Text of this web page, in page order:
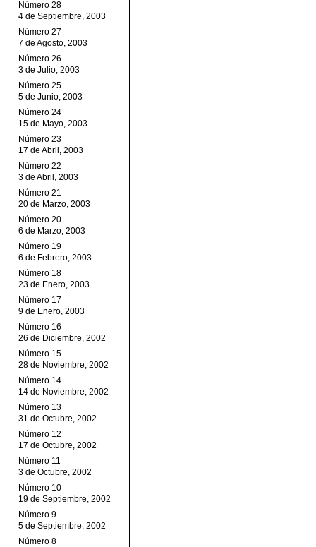
Número 28
4 de Septiembre, 2003
Número 27
7 de Agosto, 2003
Número 26
3 de Julio, 2003
Número 25
5 de Junio, 2003
Número 24
15 de Mayo, 2003
Número 23
17 de Abril, 2003
Número 22
3 de Abril, 2003
Número 21
20 de Marzo, 2003
Número 20
6 de Marzo, 2003
Número 19
6 de Febrero, 2003
Número 18
23 de Enero, 2003
Número 17
9 de Enero, 2003
Número 16
26 de Diciembre, 2002
Número 15
28 de Noviembre, 2002
Número 14
14 de Noviembre, 2002
Número 13
31 de Octubre, 2002
Número 12
17 de Octubre, 2002
Número 11
3 de Octubre, 2002
Número 10
19 de Septiembre, 2002
Número 9
5 de Septiembre, 2002
Número 8